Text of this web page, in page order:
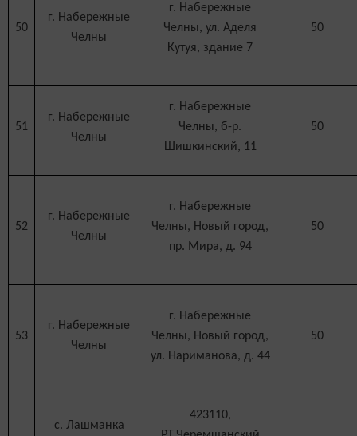
50
г. Набережные
Челны
г. Набережные
Челны, ул. Аделя
Кутуя, здание 7
50
51
г. Набережные
Челны
г. Набережные
Челны, б-р.
Шишкинский, 11
50
52
г. Набережные
Челны
г. Набережные
Челны, Новый город,
пр. Мира, д. 94
50
53
г. Набережные
Челны
г. Набережные
Челны, Новый город,
ул. Нариманова, д. 44
50
с. Лашманка
423110,